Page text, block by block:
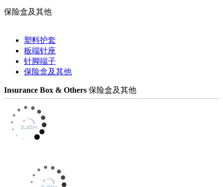
保险盒及其他
塑料护套
板端针座
针脚端子
保险盒及其他
Insurance Box & Others 保险盒及其他